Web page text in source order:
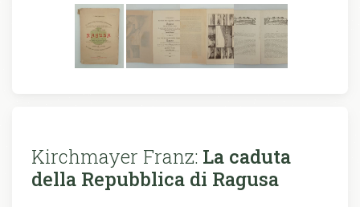
Kirchmayer Franz: La caduta
della Repubblica di Ragusa